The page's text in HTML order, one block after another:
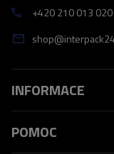
+420 210 013 020
INFORMACE
POMOC